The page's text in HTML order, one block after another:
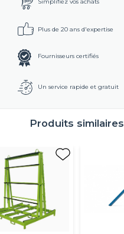
Plus de 20 ans d'expertise
Fournisseurs certifiés
Un service rapide et gratuit
Produits similaires